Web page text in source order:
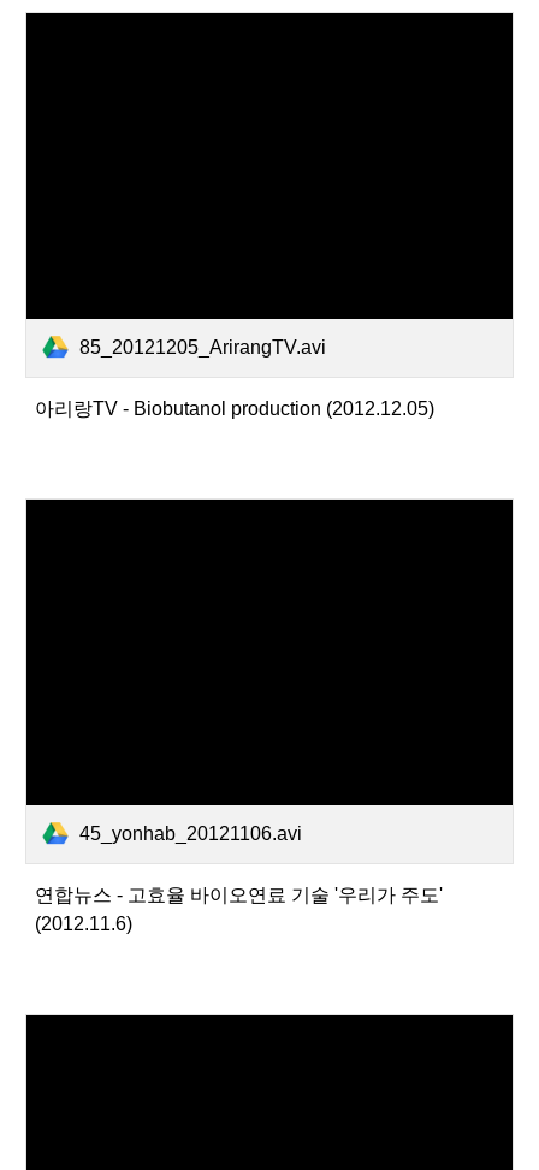
85_20121205_ArirangTV.avi
아리랑TV - Biobutanol production (2012.12.05)
45_yonhab_20121106.avi
연합뉴스 - 고효율 바이오연료 기술 '우리가 주도'
(2012.11.6)